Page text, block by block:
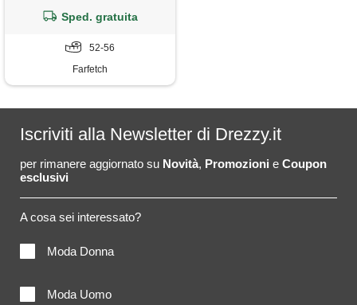
Sped. gratuita
52-56
Farfetch
Iscriviti alla Newsletter di Drezzy.it
per rimanere aggiornato su Novità, Promozioni e Coupon
esclusivi
A cosa sei interessato?
Moda Donna
Moda Uomo